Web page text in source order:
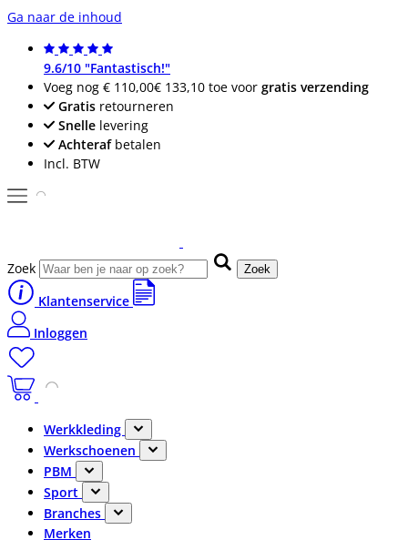
Ga naar de inhoud
9.6/10 "Fantastisch!"
Voeg nog € 110,00€ 133,10 toe voor gratis verzending
Gratis retourneren
Snelle levering
Achterafbetalen
Incl. BTW
Zoek Zoek
Klantenservice
Inloggen
Werkkleding
Werkschoenen
PBM
Sport
Branches
Merken